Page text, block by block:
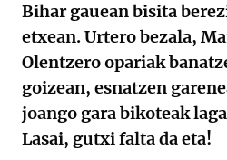
Bihar gauean bisita
etxean. Urtero bezala,
Olentzero opariak
goizean, esnatzen
joango gara bikoteak
Lasai, gutxi falta da eta!